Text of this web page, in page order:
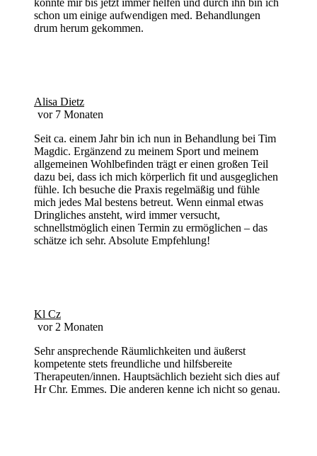
konnte mir bis jetzt immer helfen und durch ihn bin ich
schon um einige aufwendigen med. Behandlungen
drum herum gekommen.
Alisa Dietz
vor 7 Monaten
Seit ca. einem Jahr bin ich nun in Behandlung bei Tim
Magdic. Ergänzend zu meinem Sport und meinem
allgemeinen Wohlbefinden trägt er einen großen Teil
dazu bei, dass ich mich körperlich fit und ausgeglichen
fühle. Ich besuche die Praxis regelmäßig und fühle
mich jedes Mal bestens betreut. Wenn einmal etwas
Dringliches ansteht, wird immer versucht,
schnellstmöglich einen Termin zu ermöglichen – das
schätze ich sehr. Absolute Empfehlung!
Kl Cz
vor 2 Monaten
Sehr ansprechende Räumlichkeiten und äußerst
kompetente stets freundliche und hilfsbereite
Therapeuten/innen. Hauptsächlich bezieht sich dies auf
Hr Chr. Emmes. Die anderen kenne ich nicht so genau.